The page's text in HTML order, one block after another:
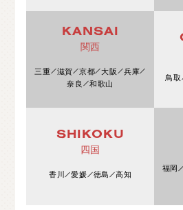
KANSAI
関西
三重 滋賀 京都 大阪
兵庫
奈良
和歌山
鳥取
SHIKOKU
四国
香川 愛媛 徳島 高知
福岡